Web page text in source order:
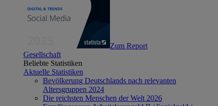
Zum Report
Gesellschaft
Beliebte Statistiken
Aktuelle Statistiken
Bevölkerung Deutschlands nach relevanten
Altersgruppen 2024
Die reichsten Menschen der Welt 2026